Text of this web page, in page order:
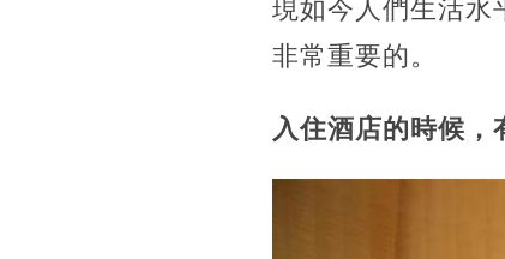
現如今人們生活水
非常重要的。
入住酒店的時候，